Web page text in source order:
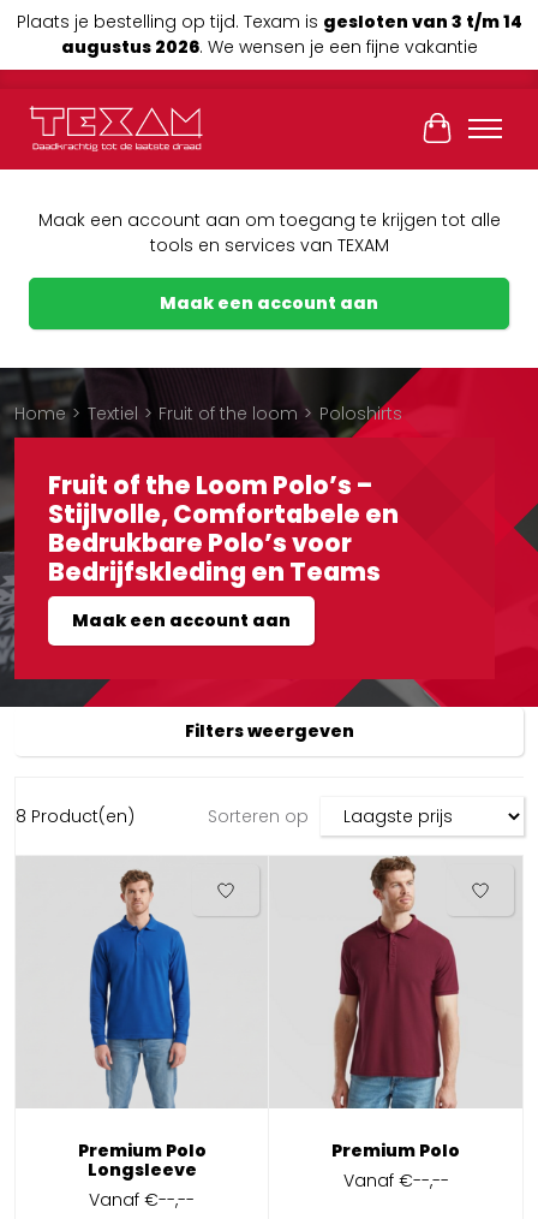
Plaats je bestelling op tijd. Texam is gesloten van 3 t/m 14
augustus 2026. We wensen je een fijne vakantie
Maak een account aan om toegang te krijgen tot alle
tools en services van TEXAM
Maak een account aan
Home > Textiel > Fruit of the loom > Poloshirts
Fruit of the Loom Polo’s –
Stijlvolle, Comfortabele en
Bedrukbare Polo’s voor
Bedrijfskleding en Teams
Maak een account aan
Filters weergeven
8 Product(en) Sorteren op
Premium Polo
Longsleeve
Vanaf€--,--
Premium Polo
Vanaf €--,--